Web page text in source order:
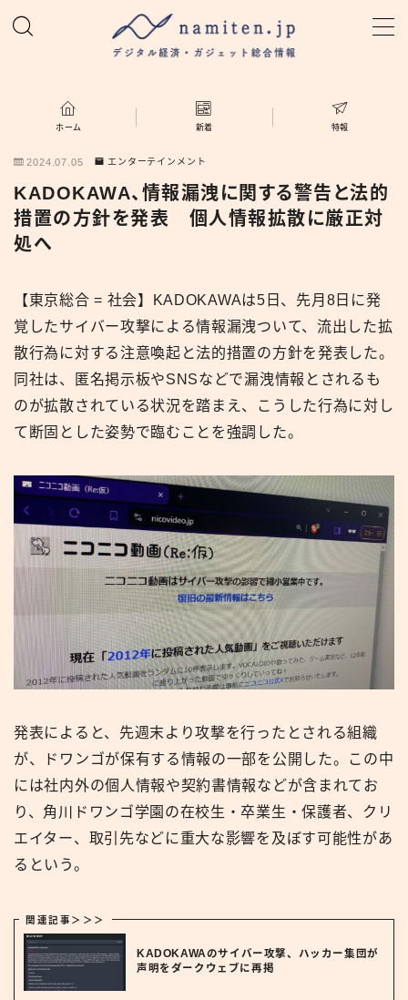
ホーム
新着
ホーム 新着 特報
2024.07.05 エンターテインメント
KADOKAWA、情報漏洩に関する警告と法的
措置の方針を発表 個人情報拡散に厳正対
処へ
【東京総合 = 社会】KADOKAWAは5日、先月8日に発
覚したサイバー攻撃による情報漏洩ついて、流出した拡
散行為に対する注意喚起と法的措置の方針を発表した。
同社は、匿名掲示板やSNSなどで漏洩情報とされるも
のが拡散されている状況を踏まえ、こうした行為に対し
て断固とした姿勢で臨むことを強調した。
発表によると、先週末より攻撃を行ったとされる組織
が、ドワンゴが保有する情報の一部を公開した。この中
には社内外の個人情報や契約書情報などが含まれてお
り、角川ドワンゴ学園の在校生・卒業生・保護者、クリ
エイター、取引先などに重大な影響を及ぼす可能性があ
るという。
関連記事＞＞＞
KADOKAWAのサイバー攻撃、ハッカー集団が
声明をダークウェブに再掲